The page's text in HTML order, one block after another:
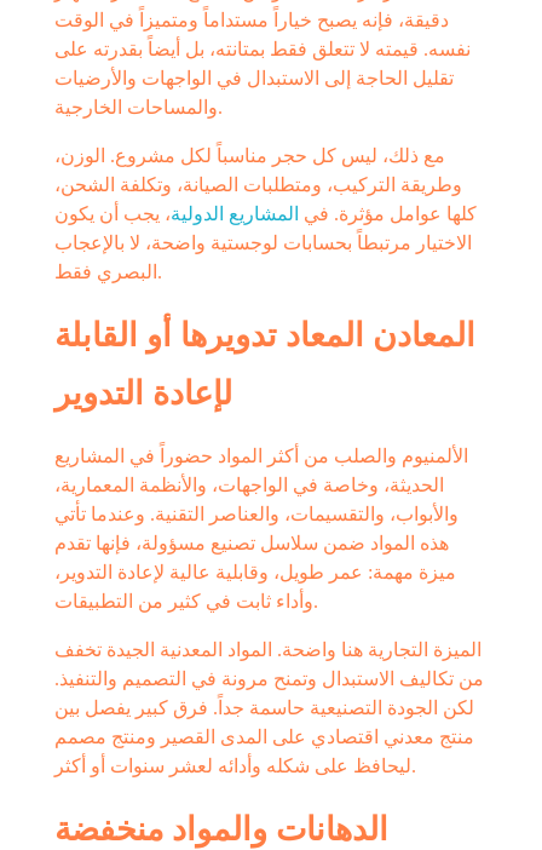
دقيقة، فإنه يصبح خياراً مستداماً ومتميزاً في الوقت
نفسه. قيمته لا تتعلق فقط بمتانته، بل أيضاً بقدرته على
تقليل الحاجة إلى الاستبدال في الواجهات والأرضيات
والمساحات الخارجية.
مع ذلك، ليس كل حجر مناسباً لكل مشروع. الوزن،
وطريقة التركيب، ومتطلبات الصيانة، وتكلفة الشحن،
كلها عوامل مؤثرة. في المشاريع الدولية، يجب أن يكون
الاختيار مرتبطاً بحسابات لوجستية واضحة، لا بالإعجاب
البصري فقط.
المعادن المعاد تدويرها أو القابلة
لإعادة التدوير
الألمنيوم والصلب من أكثر المواد حضوراً في المشاريع
الحديثة، وخاصة في الواجهات، والأنظمة المعمارية،
والأبواب، والتقسيمات، والعناصر التقنية. وعندما تأتي
هذه المواد ضمن سلاسل تصنيع مسؤولة، فإنها تقدم
ميزة مهمة: عمر طويل، وقابلية عالية لإعادة التدوير،
وأداء ثابت في كثير من التطبيقات.
الميزة التجارية هنا واضحة. المواد المعدنية الجيدة تخفف
من تكاليف الاستبدال وتمنح مرونة في التصميم والتنفيذ.
لكن الجودة التصنيعية حاسمة جداً. فرق كبير يفصل بين
منتج معدني اقتصادي على المدى القصير ومنتج مصمم
ليحافظ على شكله وأدائه لعشر سنوات أو أكثر.
الدهانات والمواد منخفضة